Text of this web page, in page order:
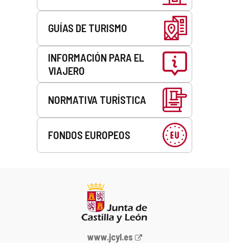
GUÍAS DE TURISMO
INFORMACIÓN PARA EL
VIAJERO
NORMATIVA TURÍSTICA
FONDOS EUROPEOS
Portal
www.jcyl.es